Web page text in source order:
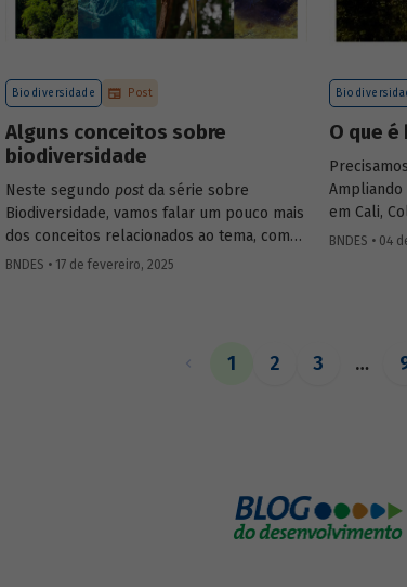
Biodiversidade Post
Alguns conceitos sobre
biodiversidade
Neste segundo post da série sobre
Biodiversidade, vamos falar um pouco mais
dos conceitos relacionados ao tema, como
natureza, bioma, serviços ecossistêmicos,
BNDES • 17 de fevereiro, 2025
O que
Ampliando
em Cali,
BNDES • 04
1 2 3 …